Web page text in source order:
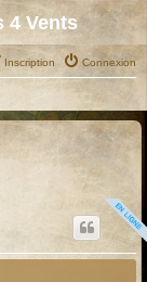
4 Vents
Connexion
Inscription